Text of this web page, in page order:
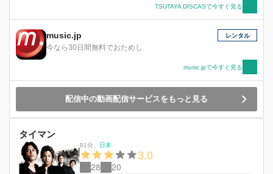
TSUTAYA DISCASで今すぐ見る
music.jp
今なら30日間無料でおためし
レンタル
music.jpで今すぐ見る
配信中の動画配信サービスをもっと見る
タイマン
81分 日本
3.0
28 20